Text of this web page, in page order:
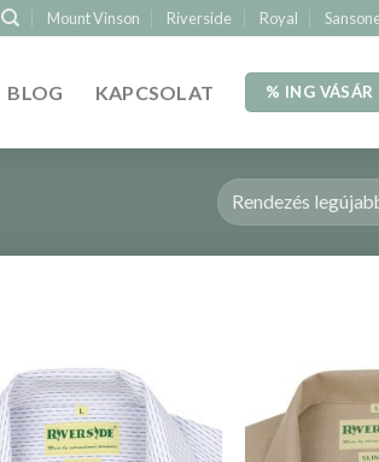
Mount Vinson Riverside Royal Sansone
BLOG KAPCSOLAT % ING VÁSÁR